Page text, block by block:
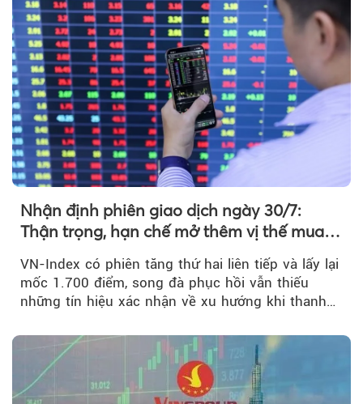
Nhận định phiên giao dịch ngày 30/7:
Thận trọng, hạn chế mở thêm vị thế mua
VN-Index có phiên tăng thứ hai liên tiếp và lấy lại
mốc 1.700 điểm, song đà phục hồi vẫn thiếu
những tín hiệu xác nhận về xu hướng khi thanh